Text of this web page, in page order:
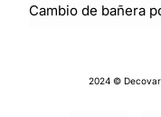
Cambio de bañera
2024 ©